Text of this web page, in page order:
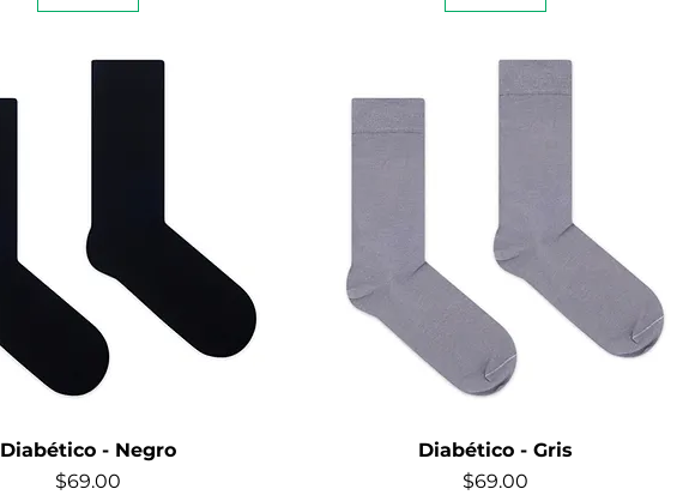
Quick View
Diabético - Negro
Price
$69.00
Quick View
Diabético - Gris
Price
$69.00